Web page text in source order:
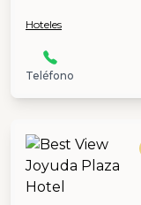
Hoteles
Teléfono